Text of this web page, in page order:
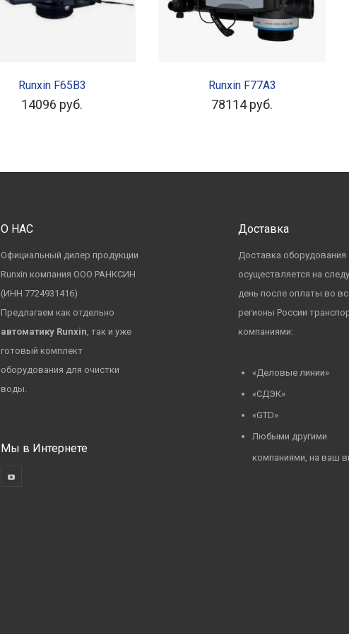
Runxin F65B3
14096 руб.
Runxin F77A3
78114руб.
О НАС
Официальный дилер продукции
Runxin компания ООО РАНКСИН
(ИНН 7724931416)
Предлагаем как отдельно
автоматику Runxin, так и уже
готовый комплект
оборудования для очистки
воды.
Мы в Интернете
Доставка
Доставка оборудования
осуществляется на
день после оплаты во
регионы России
компаниями:
«Деловые линии»
«СДЭК»
«GTD»
Любыми другими
компаниями, на ваш